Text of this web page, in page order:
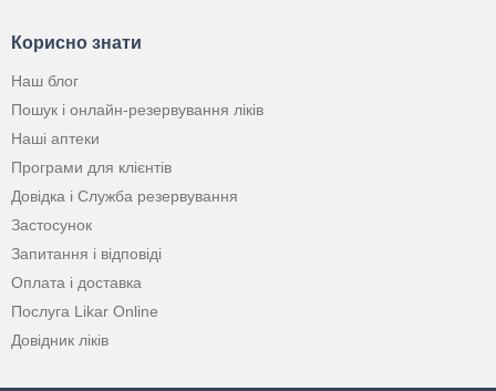
Корисно знати
Наш блог
Пошук і онлайн-резервування ліків
Наші аптеки
Програми для клієнтів
Довідка і Служба резервування
Застосунок
Запитання і відповіді
Оплата і доставка
Послуга Likar Online
Довідник ліків